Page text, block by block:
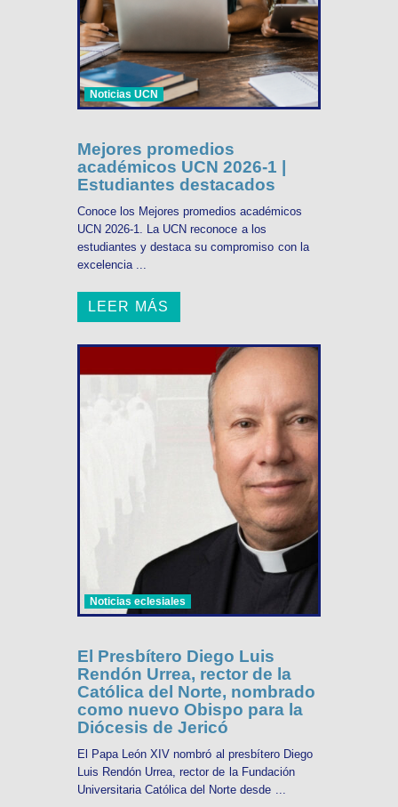
Noticias UCN
Mejores promedios
académicos UCN 2026-1 |
Estudiantes destacados
Conoce los Mejores promedios académicos
UCN 2026-1. La UCN reconoce a los
estudiantes y destaca su compromiso con la
excelencia ...
LEER MÁS
Noticias eclesiales
El Presbítero Diego Luis
Rendón Urrea, rector de la
Católica del Norte, nombrado
como nuevo Obispo para la
Diócesis de Jericó
El Papa León XIV nombró al presbítero Diego
Luis Rendón Urrea, rector de la Fundación
Universitaria Católica del Norte desde ...